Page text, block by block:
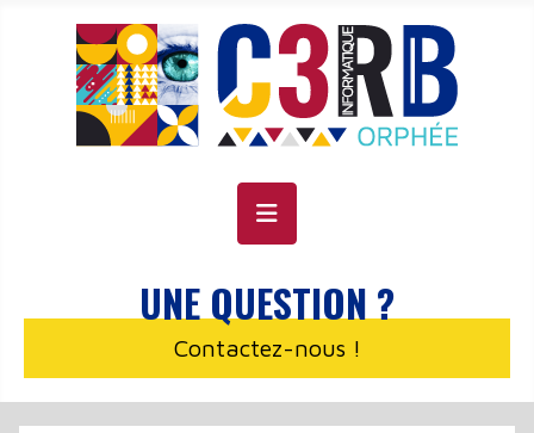
UNE QUESTION ?
Contactez-nous !